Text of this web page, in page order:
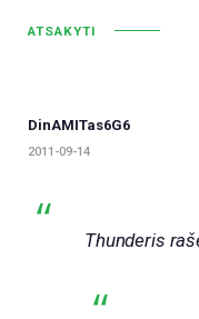
ATSAKYTI
DinAMITas6G6
2011-09-14
Thunderis